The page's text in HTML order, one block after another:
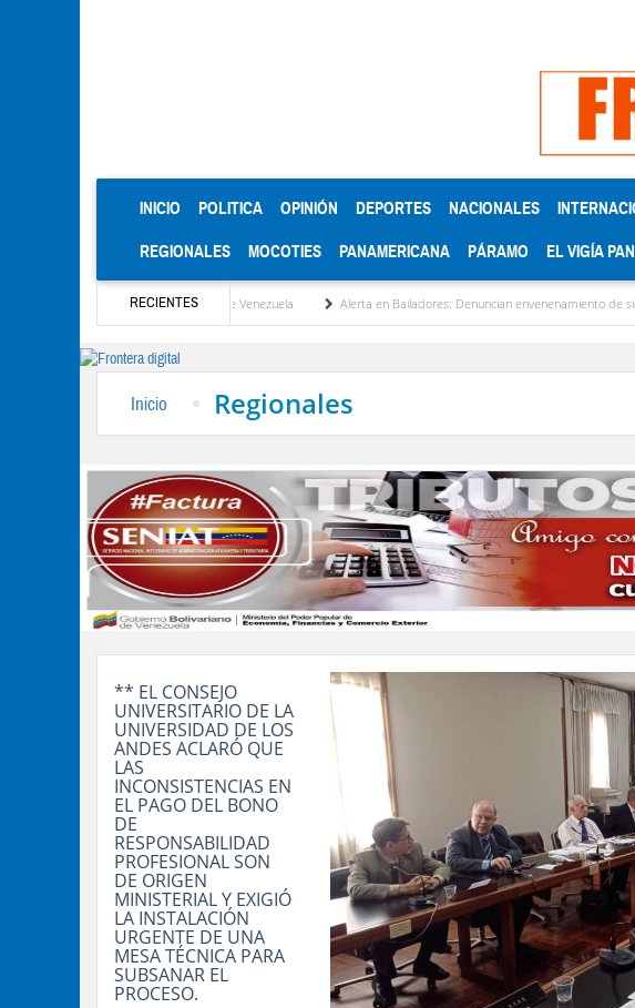
INICIO (CURRENT)
POLITICA OPINIÓN DEPORTES NACIONALES
REGIONALES MOCOTIES PANAMERICANA PÁRAMO EL VIGÍA
RECIENTES
será la reinstitucionalización de Venezuela Alerta en Bailadores: Denuncian envenenamiento de siete
Inicio Regionales
** EL CONSEJO
UNIVERSITARIO DE LA
UNIVERSIDAD DE LOS
ANDES ACLARÓ QUE
LAS
INCONSISTENCIAS EN
EL PAGO DEL BONO
DE
RESPONSABILIDAD
PROFESIONAL SON
DE ORIGEN
MINISTERIAL Y EXIGIÓ
LA INSTALACIÓN
URGENTE DE UNA
MESA TÉCNICA PARA
SUBSANAR EL
PROCESO.